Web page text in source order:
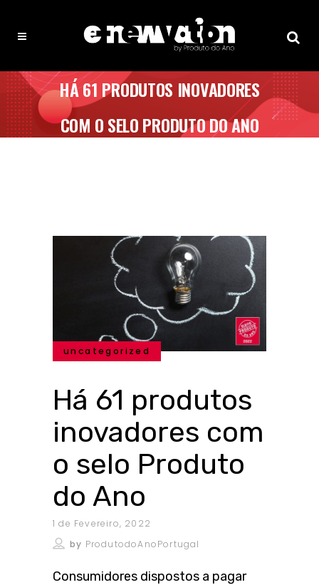
HÁ 61 PRODUTOS INOVADORES
COM O SELO PRODUTO DO ANO
uncategorized
Há 61 produtos
inovadores com
o selo Produto
do Ano
1 de Fevereiro, 2022
by ProdutodoAnoPortugal
Consumidores dispostos a pagar